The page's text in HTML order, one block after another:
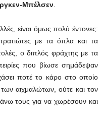
Μπέλσεν
είναι όμως πολύ έντονες:
με τα όπλα και τα
ο διπλός φράχτης με τα
που βίωσε σημάδεψαν
ποτέ το κάρο στο οποίο
αιχμαλώτων, ούτε και τον
τους για να χωρέσουν και